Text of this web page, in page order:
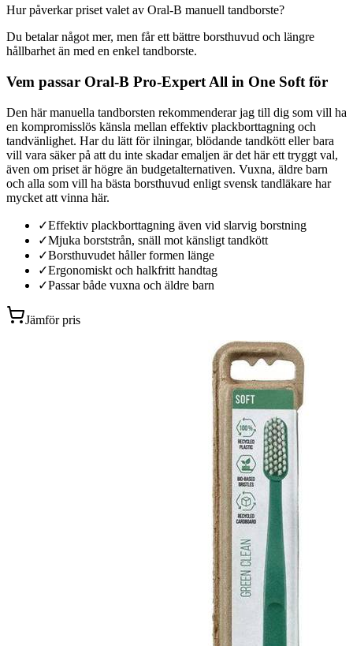
Hur påverkar priset valet av Oral-B manuell tandborste?
Du betalar något mer, men får ett bättre borsthuvud och längre
hållbarhet än med en enkel tandborste.
Vem passar Oral-B Pro-Expert All in One Soft för
Den här manuella tandborsten rekommenderar jag till dig som vill ha
en kompromisslös känsla mellan effektiv plackborttagning och
tandvänlighet. Har du lätt för ilningar, blödande tandkött eller bara
vill vara säker på att du inte skadar emaljen är det här ett tryggt val,
även om priset är högre än budgetalternativen. Vuxna, äldre barn
och alla som vill ha bästa borsthuvud enligt svensk tandläkare har
mycket att vinna här.
✓Effektiv plackborttagning även vid slarvig borstning
✓Mjuka borststrån, snäll mot känsligt tandkött
✓Borsthuvudet håller formen länge
✓Ergonomiskt och halkfritt handtag
✓Passar både vuxna och äldre barn
Jämför pris